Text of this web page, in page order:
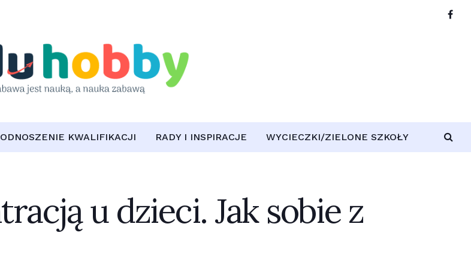
KWALIFIKACJI RADY I INSPIRACJE WYCIECZKI/ZIELONE SZKOŁY
u dzieci. Jak sobie z